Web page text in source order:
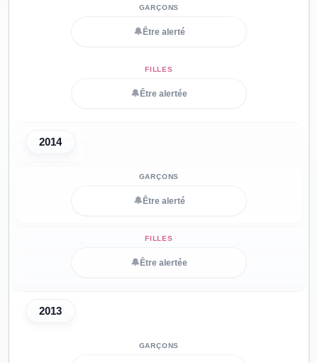
🔔 Être alerté
🔔 Être alertée
2014
🔔 Être alerté
🔔 Être alertée
2013